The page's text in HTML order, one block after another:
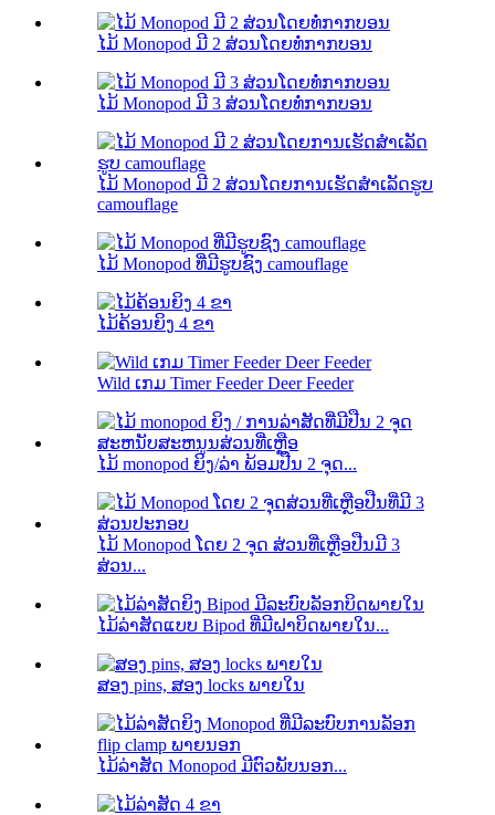
ໄມ້ Monopod ມີ 2 ສ່ວນໂດຍທໍ່ກາກບອນ
ໄມ້ Monopod ມີ 3 ສ່ວນໂດຍທໍ່ກາກບອນ
ໄມ້ Monopod ມີ 2 ສ່ວນໂດຍການເຮັດສໍາເລັດຮູບ
camouflage
ໄມ້ Monopod ທີ່ມີຮູບຊົງ camouflage
ໄມ້ຄ້ອນຍິງ 4 ຂາ
Wild ເກມ Timer Feeder Deer Feeder
ໄມ້ monopod ຍິງ/ລ່າ ພ້ອມປືນ 2 ຈຸດ...
ໄມ້ Monopod ໂດຍ 2 ຈຸດ ສ່ວນທີ່ເຫຼືອປືນມີ 3
ສ່ວນ...
ໄມ້ລ່າສັດແບບ Bipod ທີ່ມີຝາບິດພາຍໃນ...
ສອງ pins, ສອງ locks ພາຍໃນ
ໄມ້​ລ່າ​ສັດ Monopod ມີ​ຕົວ​ພັບ​ນອກ...